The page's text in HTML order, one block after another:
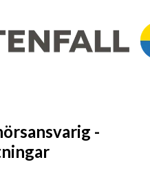
-